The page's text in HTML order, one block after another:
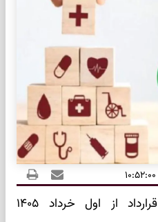
این قرارداد از اول خرداد ۱۴۰۵